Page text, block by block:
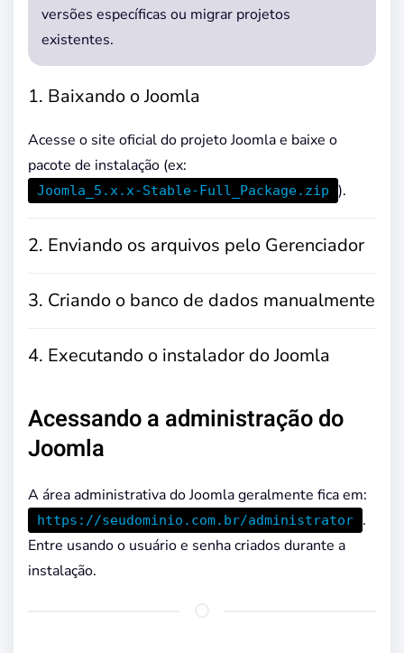
versões específicas ou migrar projetos
existentes.
1. Baixando o Joomla
Acesse o site oficial do projeto Joomla e baixe o
pacote de instalação (ex:
Joomla_5.x.x-Stable-Full_Package.zip ).
2. Enviando os arquivos pelo Gerenciador
3. Criando o banco de dados manualmente
4. Executando o instalador do Joomla
Acessando a administração do
Joomla
A área administrativa do Joomla geralmente fica em:
https://seudominio.com.br/administrator
.
Entre usando o usuário e senha criados durante a
instalação.